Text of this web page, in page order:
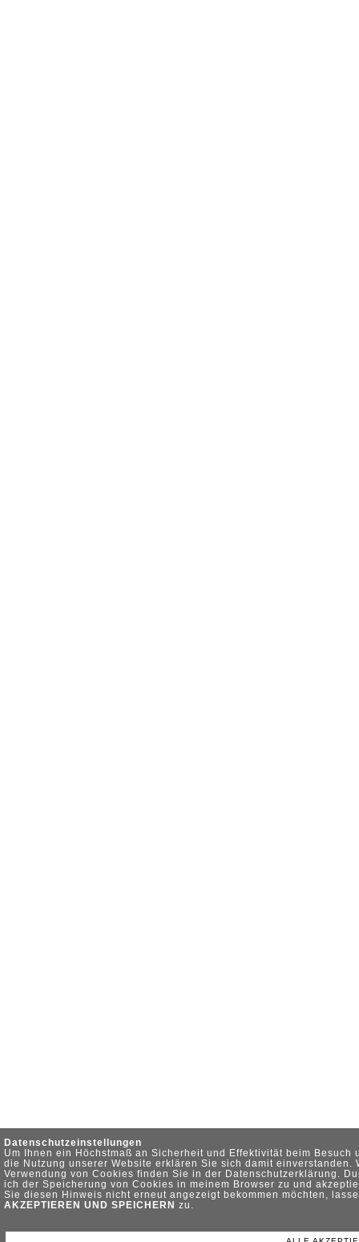
Datenschutzeinstellungen
Um Ihnen ein Höchstmaß an Sicherheit und Effektivität beim
die Nutzung unserer Website erklären Sie sich damit einverstanden.
Verwendung von Cookies finden Sie in der Datenschutzerklärung.
ich der Speicherung von Cookies in meinem Browser zu und
Sie diesen Hinweis nicht erneut angezeigt bekommen möchten,
AKZEPTIEREN UND SPEICHERN zu.